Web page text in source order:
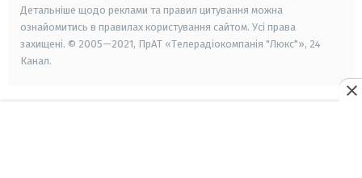
Детальніше щодо реклами та правил цитування можна
ознайомитись в правилах користування сайтом. Усі права
захищені. © 2005—2021, ПрАТ «Телерадіокомпанія "Люкс"», 24
Канал.